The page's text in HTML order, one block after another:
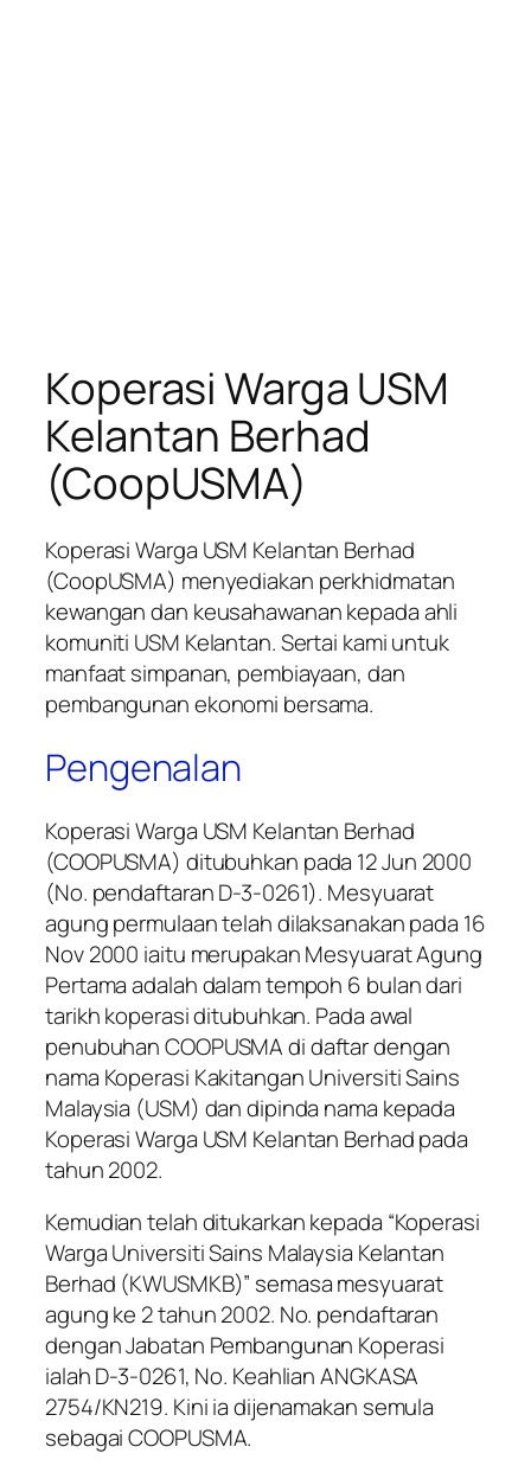
Koperasi Warga USM
Kelantan Berhad
(CoopUSMA)
Koperasi Warga USM Kelantan Berhad
(CoopUSMA) menyediakan perkhidmatan
kewangan dan keusahawanan kepada ahli
komuniti USM Kelantan. Sertai kami untuk
manfaat simpanan, pembiayaan, dan
pembangunan ekonomi bersama.
Pengenalan
Koperasi Warga USM Kelantan Berhad
(COOPUSMA) ditubuhkan pada 12 Jun 2000
(No. pendaftaran D-3-0261). Mesyuarat
agung permulaan telah dilaksanakan pada 16
Nov 2000 iaitu merupakan Mesyuarat Agung
Pertama adalah dalam tempoh 6 bulan dari
tarikh koperasi ditubuhkan. Pada awal
penubuhan COOPUSMA di daftar dengan
nama Koperasi Kakitangan Universiti Sains
Malaysia (USM) dan dipinda nama kepada
Koperasi Warga USM Kelantan Berhad pada
tahun 2002.
Kemudian telah ditukarkan kepada “Koperasi
Warga Universiti Sains Malaysia Kelantan
Berhad (KWUSMKB)” semasa mesyuarat
agung ke 2 tahun 2002. No. pendaftaran
dengan Jabatan Pembangunan Koperasi
ialah D-3-0261, No. Keahlian ANGKASA
2754/KN219. Kini ia dijenamakan semula
sebagai COOPUSMA.